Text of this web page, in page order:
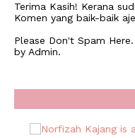
Terima Kasih! Kerana
Komen yang baik-baik
Please Don't Spam
by Admin.